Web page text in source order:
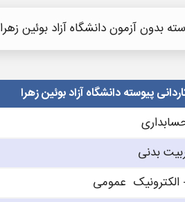
بدون آزمون دانشگاه آزاد بوئین زهرا
پیوسته دانشگاه آزاد بوئین زهرا
بدنی
الکترونیک عمومی